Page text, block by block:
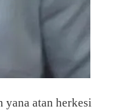
yana atan herkesi